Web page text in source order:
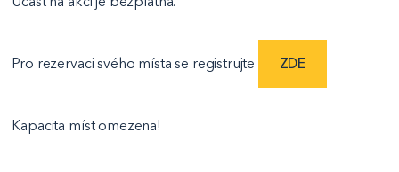
Pro rezervaci svého místa se registrujte ZDE
Kapacita míst omezena!